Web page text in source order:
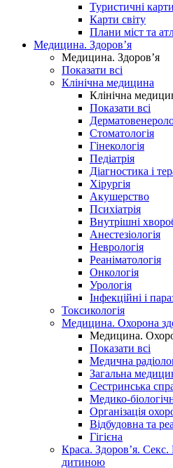
Туристичні
Карти світу
Плани міст та
Медицина. Здоров’я
Медицина. Здоров’я
Показати всі
Клінічна медицина
Клінічна
Показати всі
Стоматологія
Гінекологія
Педіатрія
Діагностика і
Хірургія
Акушерство
Психіатрія
Внутрішні
Анестезіологія
Неврологія
Реаніматологія
Онкологія
Урологія
Інфекційні і
Токсикологія
Медицина. Охорона
Медицина.
Показати всі
Медична
Загальна
Сестринська
Медико-
Організація
Відбудовна та
Гігієна
Краса. Здоров’я. Секс.
дитиною